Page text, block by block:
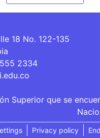
18 No. 122-135
2334
Superior que se
Privacy policy